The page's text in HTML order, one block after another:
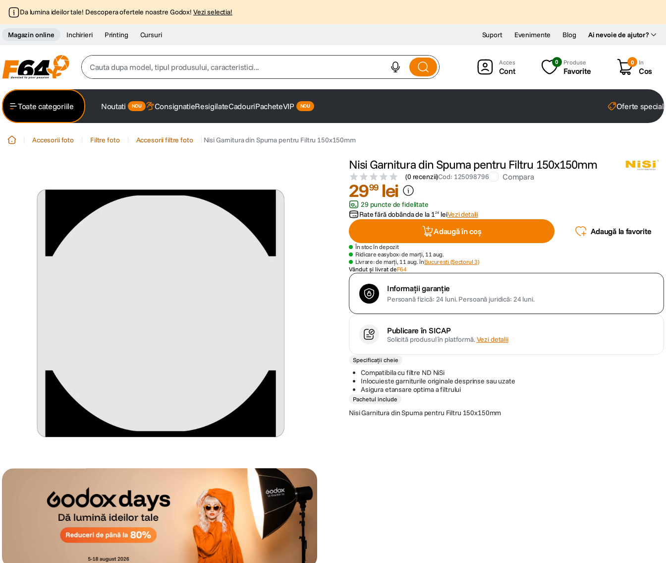
Da lumina ideilor tale! Descopera ofertele noastre Godox! Vezi selectia!
Magazin online Inchirieri Printing Cursuri Ai nevoie de ajutor?
Suport Evenimente Blog
Cauta dupa model, tipul produsului, caracteristici...
2 trepied
4. peak design
Cont
0 Produse
Favorite
0 In
Cos
Toate categoriile Noutati ConsignatieResigilateCadouriPacheteVIP Oferte
Accesorii foto Filtre foto Accesorii filtre foto Nisi Garnitura din Spuma pentru Filtru 150x150mm
Nisi Garnitura din Spuma pentru Filtru 150x150mm
(0 recenzii)Cod: 125098796 Compara
2999 lei
29 puncte de fidelitate
Rate fără dobânda de la 124 leiVezi detalii
Adaugă în coș Adaugă la favorite
În stoc în depozit
Ridicare easybox: de marți, 11 aug.
Livrare: de marți, 11 aug. înBucuresti (Sectorul 3)
Vândut și livrat deF64
Informații garanție
Persoană fizică: 24 luni.Persoană juridică: 24 luni.
Publicare în SICAP
Solicită produsul în platformă.Vezi detalii
Specificații cheie
Compatibila cu filtre ND NiSi
Inlocuieste garniturile originale desprinse sau uzate
Asigura etansare optima a filtrului
Pachetul include
Nisi Garnitura din Spuma pentru Filtru 150x150mm